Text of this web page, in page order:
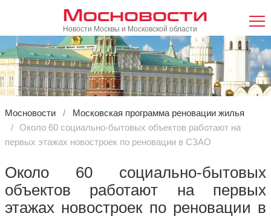
Мосновости
Новости Москвы и Московской области
Мосновости
Московская программа реновации жилья
Около 60 социально-бытовых объектов работают на
первых этажах новостроек по реновации в СЗАО
Около 60 социально-бытовых
объектов работают на первых
этажах новостроек по реновации в